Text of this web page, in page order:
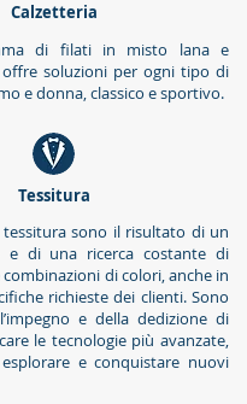
Calzetteria
di filati in misto lana e
offre soluzioni per ogni tipo di
e donna, classico e sportivo.
Tessitura
sono il risultato di un
e di una ricerca costante di
di colori, anche in
richieste dei clienti. Sono
e della dedizione di
le tecnologie più avanzate,
e conquistare nuovi